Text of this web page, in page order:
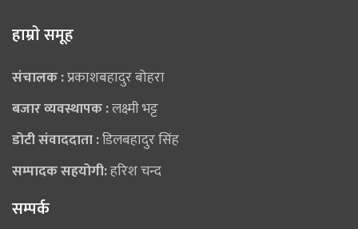
हाम्राे समूह
संचालक :प्रकाशबहादुर बोहरा
बजार व्यवस्थापक :लक्ष्मी भट्ट
डोटी संवाददाता :डिलबहादुर सिंह
सम्पादक सहयोगी:हरिश चन्द
सम्पर्क